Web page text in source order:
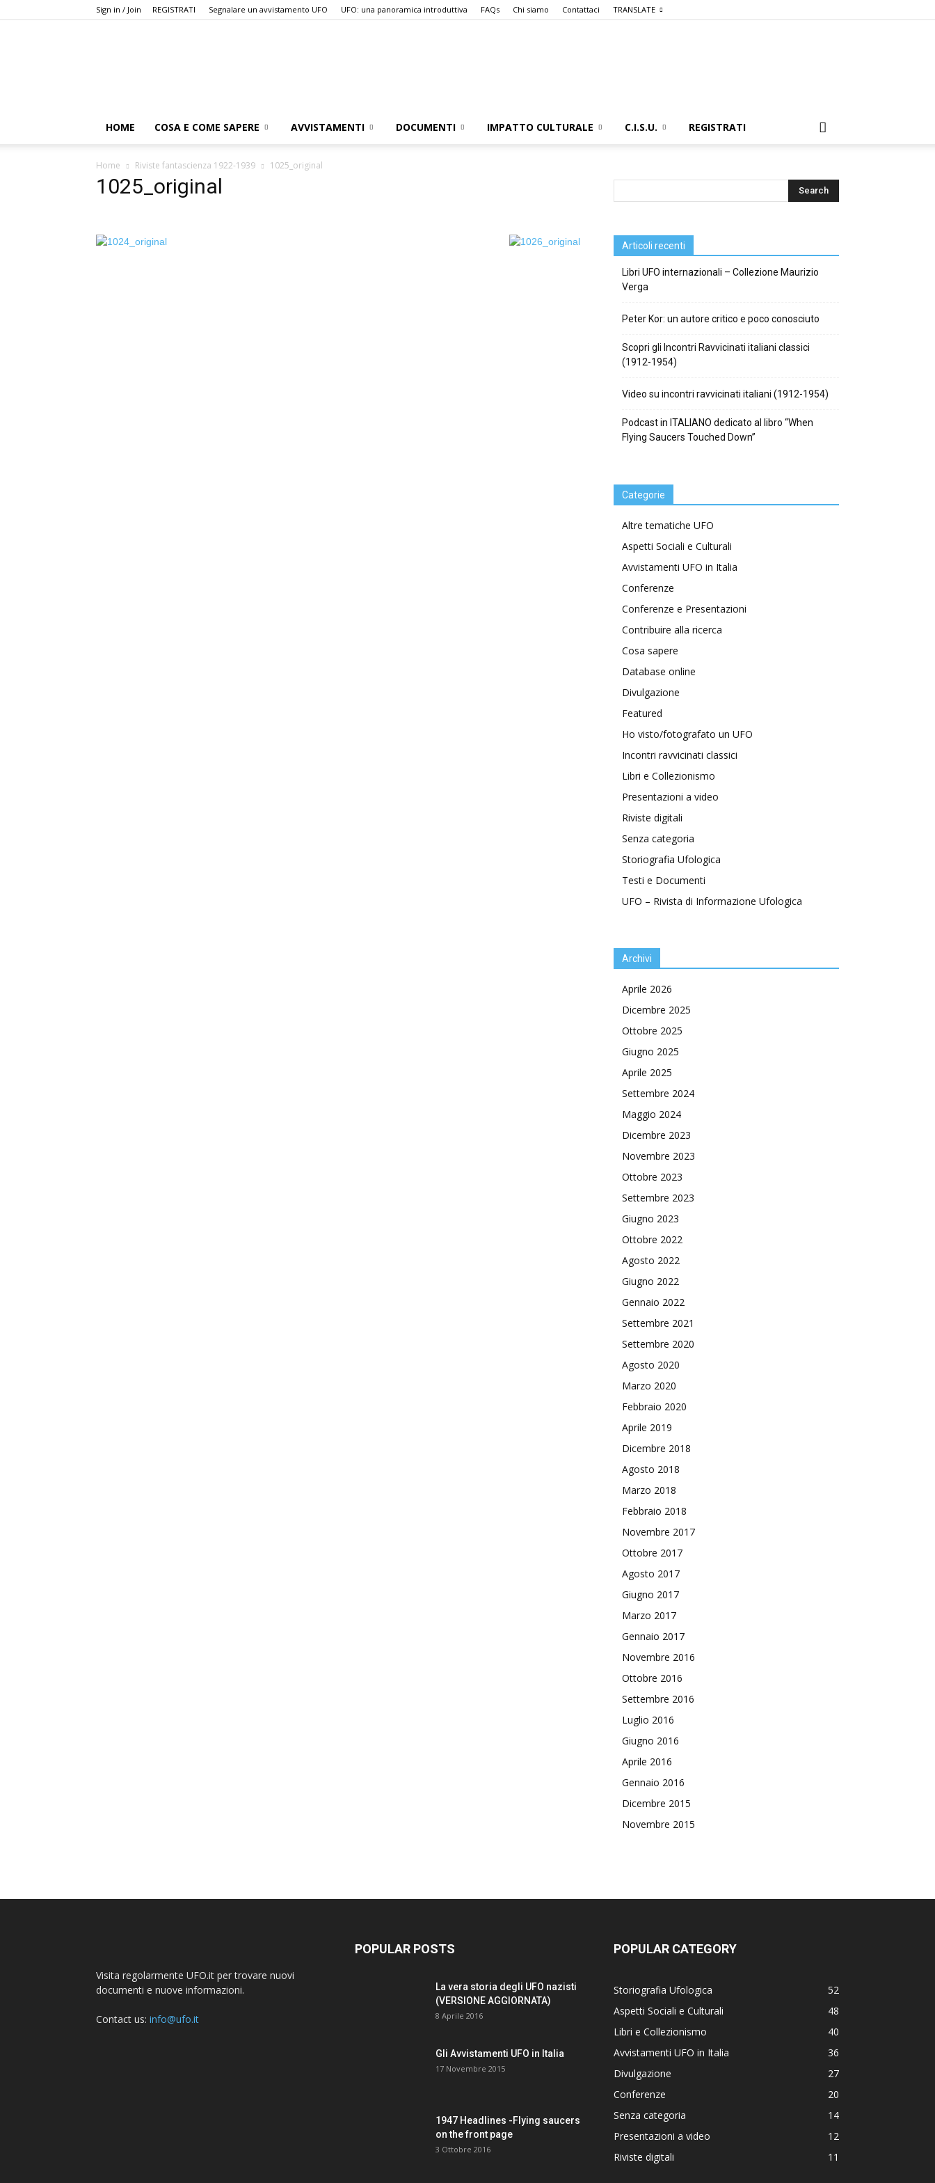
Sign in / Join REGISTRATI Segnalare un avvistamento UFO UFO: una panoramica introduttiva FAQs Chi siamo Contattaci TRANSLATE
HOME COSA E COME SAPERE AVVISTAMENTI DOCUMENTI IMPATTO CULTURALE C.I.S.U. REGISTRATI
Home Riviste fantascienza 1922-1939 1025_original
1025_original
Articoli recenti
Libri UFO internazionali – Collezione Maurizio
Verga
Peter Kor: un autore critico e poco conosciuto
Scopri gli Incontri Ravvicinati italiani classici
(1912-1954)
Video su incontri ravvicinati italiani (1912-1954)
Podcast in ITALIANO dedicato al libro “When
Flying Saucers Touched Down”
Categorie
Altre tematiche UFO
Aspetti Sociali e Culturali
Avvistamenti UFO in Italia
Conferenze
Conferenze e Presentazioni
Contribuire alla ricerca
Cosa sapere
Database online
Divulgazione
Featured
Ho visto/fotografato un UFO
Incontri ravvicinati classici
Libri e Collezionismo
Presentazioni a video
Riviste digitali
Senza categoria
Storiografia Ufologica
Testi e Documenti
UFO – Rivista di Informazione Ufologica
Archivi
Aprile 2026
Dicembre 2025
Ottobre 2025
Giugno 2025
Aprile 2025
Settembre 2024
Maggio 2024
Dicembre 2023
Novembre 2023
Ottobre 2023
Settembre 2023
Giugno 2023
Ottobre 2022
Agosto 2022
Giugno 2022
Gennaio 2022
Settembre 2021
Settembre 2020
Agosto 2020
Marzo 2020
Febbraio 2020
Aprile 2019
Dicembre 2018
Agosto 2018
Marzo 2018
Febbraio 2018
Novembre 2017
Ottobre 2017
Agosto 2017
Giugno 2017
Marzo 2017
Gennaio 2017
Novembre 2016
Ottobre 2016
Settembre 2016
Luglio 2016
Giugno 2016
Aprile 2016
Gennaio 2016
Dicembre 2015
Novembre 2015
Visita regolarmente UFO.it per trovare nuovi
documenti e nuove informazioni.
Contact us: info@ufo.it
POPULAR POSTS
La vera storia degli UFO nazisti
(VERSIONE AGGIORNATA)
8 Aprile 2016
Gli Avvistamenti UFO in Italia
17 Novembre 2015
1947 Headlines -Flying saucers
on the front page
3 Ottobre 2016
POPULAR CATEGORY
Storiografia Ufologica
52
Aspetti Sociali e Culturali
48
Libri e Collezionismo
40
Avvistamenti UFO in Italia
36
Divulgazione
27
Conferenze
20
Senza categoria
14
Presentazioni a video
12
Riviste digitali
11